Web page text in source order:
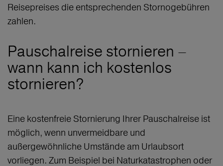
Reisepreises die entsprechenden Stornogebühren
zahlen.
Pauschalreise stornieren –
wann kann ich kostenlos
stornieren?
Eine kostenfreie Stornierung Ihrer Pauschalreise ist
möglich, wenn unvermeidbare und
außergewöhnliche Umstände am Urlaubsort
vorliegen. Zum Beispiel bei Naturkatastrophen oder